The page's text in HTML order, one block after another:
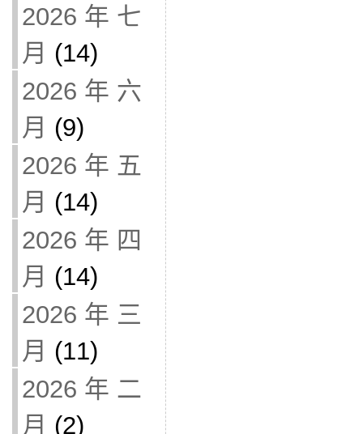
2026 年 七
月 (14)
2026 年 六
月 (9)
2026 年 五
月 (14)
2026 年 四
月 (14)
2026 年 三
月 (11)
2026 年 二
月 (2)